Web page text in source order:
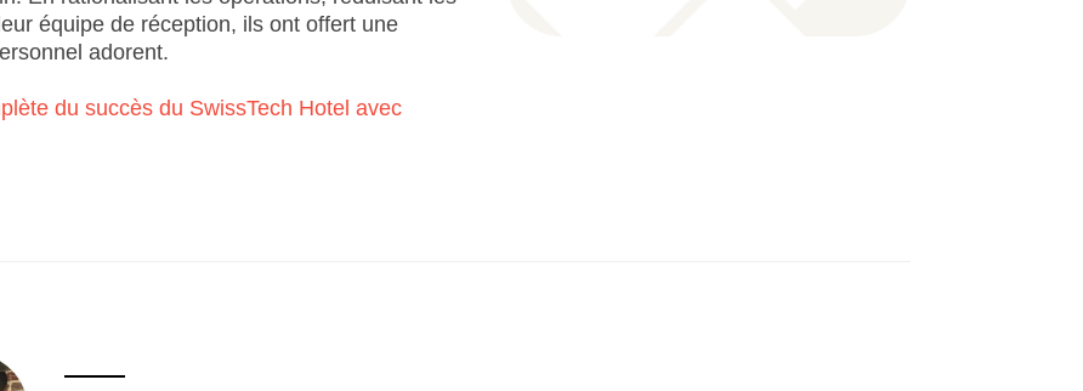
équipe de réception, ils ont offert une
adorent.
du succès du SwissTech Hotel avec